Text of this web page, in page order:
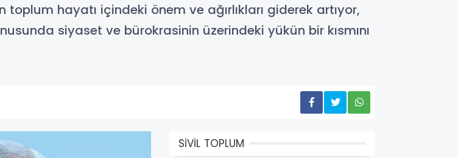
hayatı içindeki önem ve ağırlıkları giderek artıyor,
siyaset ve bürokrasinin üzerindeki yükün bir kısmını
SİVİL TOPLUM